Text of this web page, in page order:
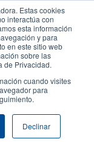
Estas cookies
interactúa con
esta información
y para
en este sitio web
sobre las
de Privacidad.
cuando visites
para
Declinar
User
account
menu
User
de productos